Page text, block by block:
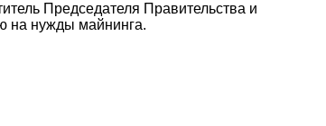
Председателя Правительства и
на нужды майнинга.